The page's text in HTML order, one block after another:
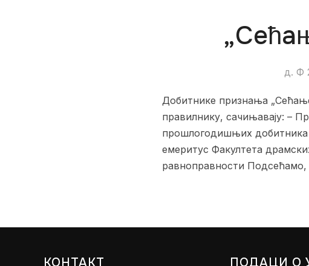
д. Ф
Добитнике признања
правилнику, сачињавају: –
прошлогодишњих
емеритус Факултета
равноправности
КОНТАКТ ПОДАЦИ О